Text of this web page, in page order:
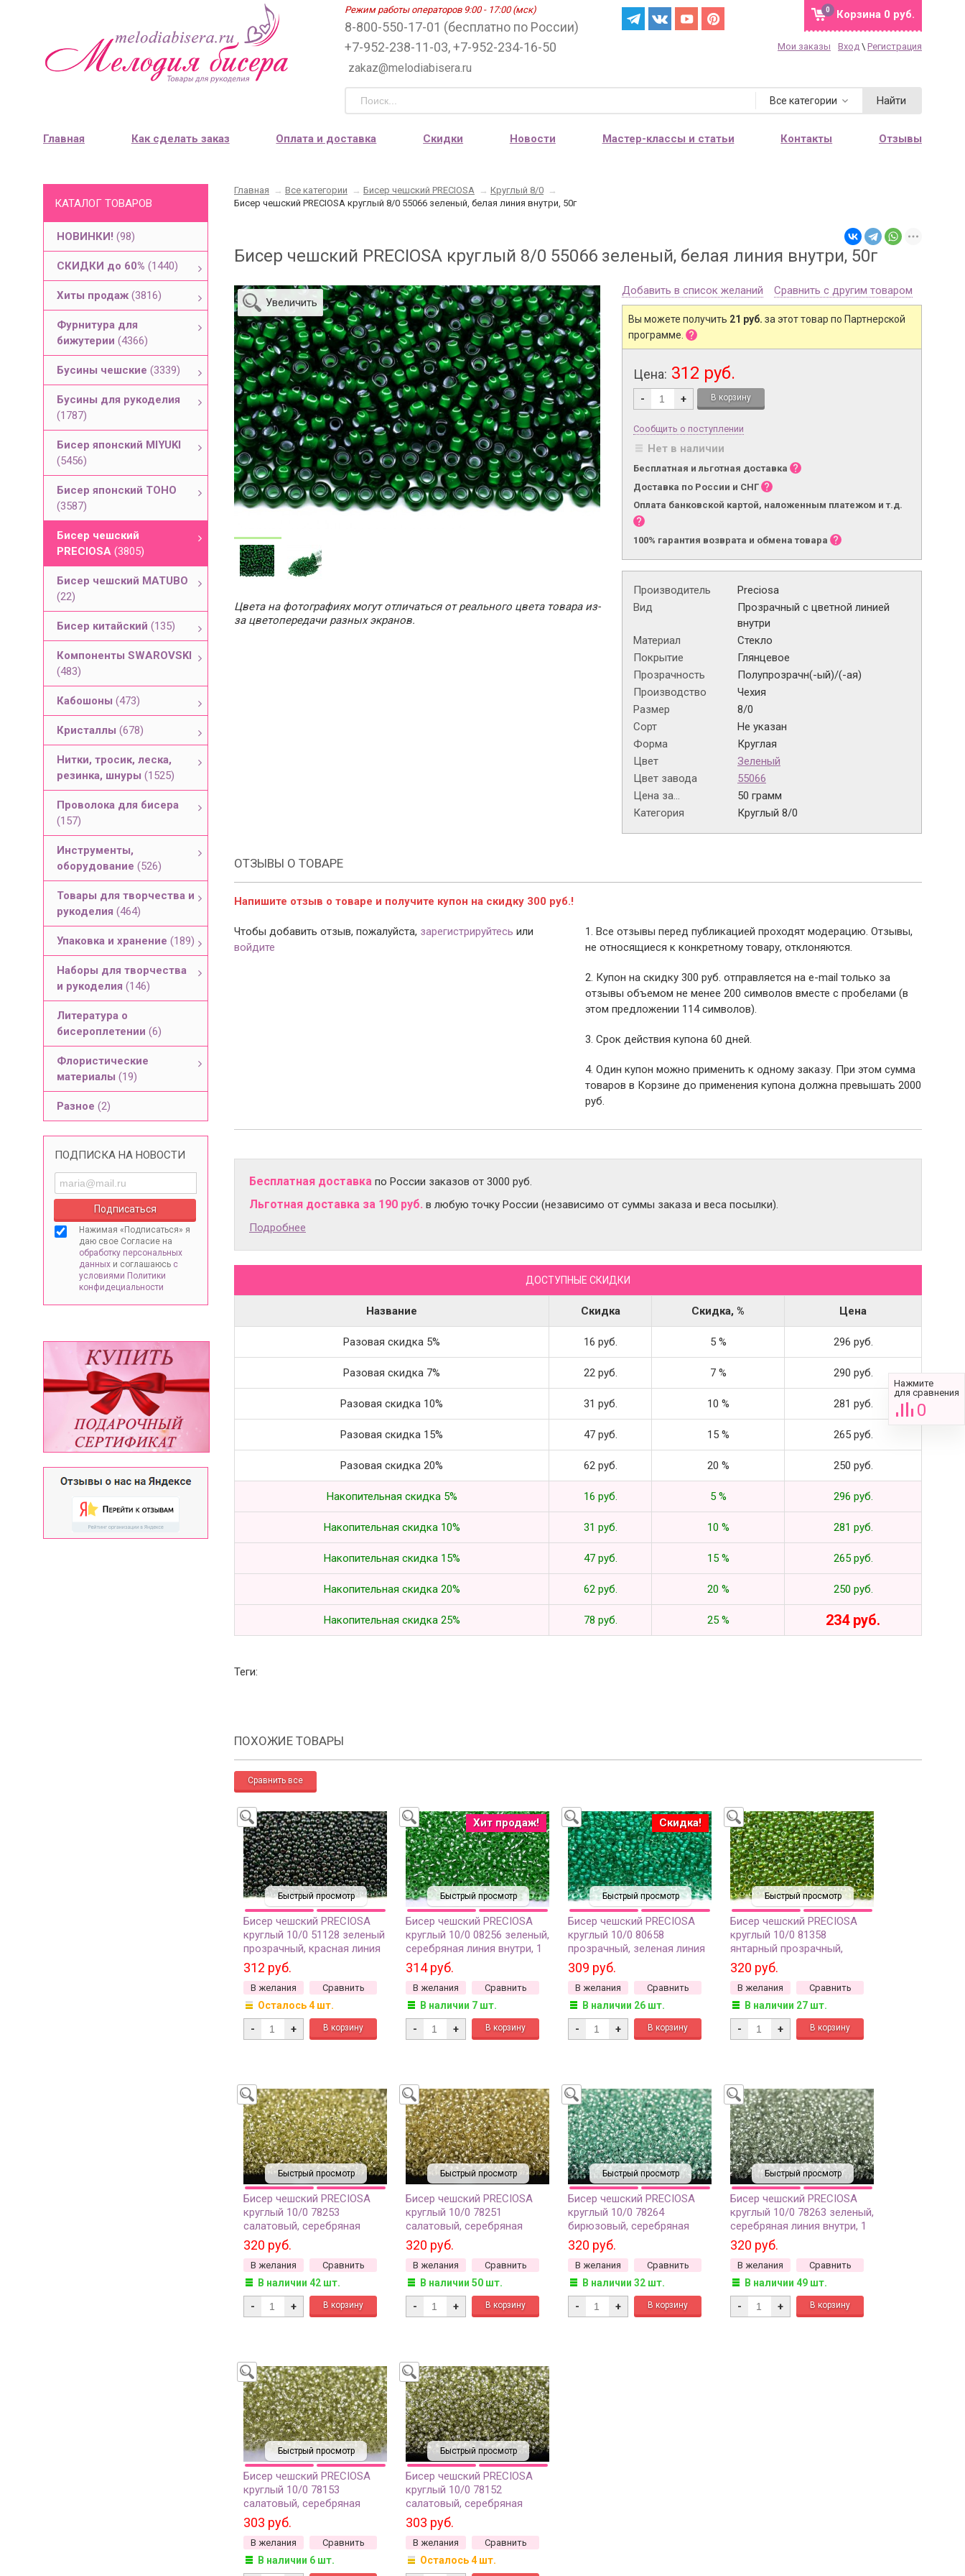
Режим работы операторов 9:00 - 17:00 (мск)
8-800-550-17-01 (бесплатно по России)
+7-952-238-11-03, +7-952-234-16-50
zakaz@melodiabisera.ru
Корзина 0 руб.
0
Мои заказы Вход \ Регистрация
Все категории Найти
Главная Как сделать заказ Оплата и доставка Скидки Новости Мастер-классы и статьи Контакты Отзывы
КАТАЛОГ ТОВАРОВ
НОВИНКИ! (98)
СКИДКИ до 60% (1440)
Хиты продаж (3816)
Фурнитура для
бижутерии (4366)
Бусины чешские (3339)
Бусины для рукоделия
(1787)
Бисер японский MIYUKI
(5456)
Бисер японский TOHO
(3587)
Бисер чешский
PRECIOSA (3805)
Бисер чешский MATUBO
(22)
Бисер китайский (135)
Компоненты SWAROVSKI
(483)
Кабошоны (473)
Кристаллы (678)
Нитки, тросик, леска,
резинка, шнуры (1525)
Проволока для бисера
(157)
Инструменты,
оборудование (526)
Товары для творчества и
рукоделия (464)
Упаковка и хранение (189)
Наборы для творчества
и рукоделия (146)
Литература о
бисероплетении (6)
Флористические
материалы (19)
Разное (2)
ПОДПИСКА НА НОВОСТИ
Нажимая «Подписаться» я
даю свое Согласие на
обработку персональных
данных и соглашаюсь с
условиями Политики
конфидециальности
Главная → Все категории → Бисер чешский PRECIOSA → Круглый 8/0 →
Бисер чешский PRECIOSA круглый 8/0 55066 зеленый, белая линия внутри, 50г
Бисер чешский PRECIOSA круглый 8/0 55066 зеленый, белая линия внутри, 50г
Увеличить
Цвета на фотографиях могут отличаться от реального цвета товара из-
за цветопередачи разных экранов.
Добавить в список желаний Сравнить с другим товаром
Вы можете получить 21 руб. за этот товар по Партнерской
программе.
Цена: 312 руб.
- +
Сообщить о поступлении
Нет в наличии
Бесплатная и льготная доставка
Доставка по России и СНГ
Оплата банковской картой, наложенным платежом и т.д.
100% гарантия возврата и обмена товара
Производитель
Preciosa
Вид
Прозрачный с цветной линией
внутри
Материал
Стекло
Покрытие
Глянцевое
Прозрачность
Полупрозрачн(-ый)/(-ая)
Производство
Чехия
Размер
8/0
Сорт
Не указан
Форма
Круглая
Цвет
Зеленый
Цвет завода
55066
Цена за...
50 грамм
Категория
Круглый 8/0
ОТЗЫВЫ О ТОВАРЕ
Напишите отзыв о товаре и получите купон на скидку 300 руб.!
Чтобы добавить отзыв, пожалуйста, зарегистрируйтесь или
войдите
1. Все отзывы перед публикацией проходят модерацию. Отзывы,
не относящиеся к конкретному товару, отклоняются.
2. Купон на скидку 300 руб. отправляется на e-mail только за
отзывы объемом не менее 200 символов вместе с пробелами (в
этом предложении 114 символов).
3. Срок действия купона 60 дней.
4. Один купон можно применить к одному заказу. При этом сумма
товаров в Корзине до применения купона должна превышать 2000
руб.
Бесплатная доставка по России заказов от 3000 руб.
Льготная доставка за 190 руб. в любую точку России (независимо от суммы заказа и веса посылки).
Подробнее
ДОСТУПНЫЕ СКИДКИ
Название Скидка Скидка, % Цена
Разовая скидка 5% 16 руб. 5 % 296 руб.
Разовая скидка 7% 22 руб. 7 % 290 руб.
Разовая скидка 10% 31 руб. 10 % 281 руб.
Разовая скидка 15% 47 руб. 15 % 265 руб.
Разовая скидка 20% 62 руб. 20 % 250 руб.
Накопительная скидка 5% 16 руб. 5 % 296 руб.
Накопительная скидка 10% 31 руб. 10 % 281 руб.
Накопительная скидка 15% 47 руб. 15 % 265 руб.
Накопительная скидка 20% 62 руб. 20 % 250 руб.
Накопительная скидка 25% 78 руб. 25 % 234 руб.
Теги:
ПОХОЖИЕ ТОВАРЫ
Быстрый просмотр
Бисер чешский PRECIOSA
круглый 10/0 51128 зеленый
прозрачный, красная линия
внутри, 1 сорт, 50г
312 руб.
В желания Сравнить
Осталось 4 шт.
- +
Быстрый просмотр
Хит продаж!
Бисер чешский PRECIOSA
круглый 10/0 08256 зеленый,
серебряная линия внутри, 1
сорт, 50г
314 руб.
В желания Сравнить
В наличии 7 шт.
- +
Быстрый просмотр
Скидка!
Бисер чешский PRECIOSA
круглый 10/0 80658
прозрачный, зеленая линия
внутри, 1 сорт, 50г
309 руб.
В желания Сравнить
В наличии 26 шт.
- +
Быстрый просмотр
Бисер чешский PRECIOSA
круглый 10/0 81358
янтарный прозрачный,
зеленая линия внутри, 1
сорт, 50г
320 руб.
В желания Сравнить
В наличии 27 шт.
- +
Быстрый просмотр
Бисер чешский PRECIOSA
круглый 10/0 78253
салатовый, серебряная
линия внутри, 1 сорт, 50г
320 руб.
В желания Сравнить
В наличии 42 шт.
- +
Быстрый просмотр
Бисер чешский PRECIOSA
круглый 10/0 78251
салатовый, серебряная
линия внутри, 1 сорт, 50г
320 руб.
В желания Сравнить
В наличии 50 шт.
- +
Быстрый просмотр
Бисер чешский PRECIOSA
круглый 10/0 78264
бирюзовый, серебряная
линия внутри, 1 сорт, 50г
320 руб.
В желания Сравнить
В наличии 32 шт.
- +
Быстрый просмотр
Бисер чешский PRECIOSA
круглый 10/0 78263 зеленый,
серебряная линия внутри, 1
сорт, 50г
320 руб.
В желания Сравнить
В наличии 49 шт.
- +
Быстрый просмотр
Бисер чешский PRECIOSA
круглый 10/0 78153
салатовый, серебряная
линия внутри, 1 сорт, 50г
303 руб.
В желания Сравнить
В наличии 6 шт.
Быстрый просмотр
Бисер чешский PRECIOSA
круглый 10/0 78152
салатовый, серебряная
линия внутри, 1 сорт, 50г
303 руб.
В желания Сравнить
Осталось 4 шт.
Нажмите
для сравнения
0